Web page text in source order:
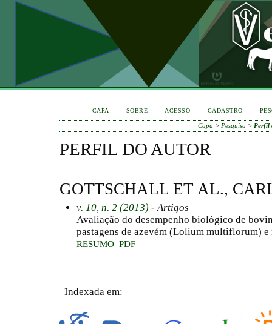
CAPA SOBRE ACESSO CADASTRO
Capa > Pesquisa > Perfil
PERFIL DO AUTOR
GOTTSCHALL ET AL.,
v. 10, n. 2 (2013) - Artigos
Avaliação do desempenho biológico de
pastagens de azevém (Lolium multiflorum)
RESUMO PDF
Indexada em: